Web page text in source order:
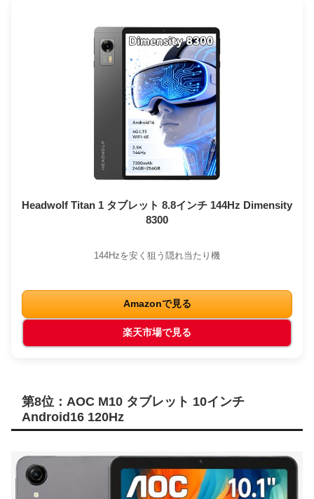
Headwolf Titan 1 タブレット 8.8インチ 144Hz Dimensity
8300
144Hzを安く狙う隠れ当たり機
Amazonで見る
楽天市場で見る
第8位：AOC M10 タブレット 10インチ
Android16 120Hz